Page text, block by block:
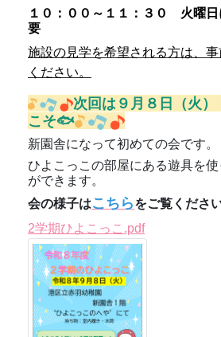
１０：００～１１：３０ 火曜
要
施設の見学を希望される方は、
ください。
次回は９ 月８ 日（火
こそ🐟
新園舎になって初めての会です。
ひよこっこの部屋にある遊具を
ができます。
会の様子はこちらをご覧ください
2学期ひよこっこ.pdf